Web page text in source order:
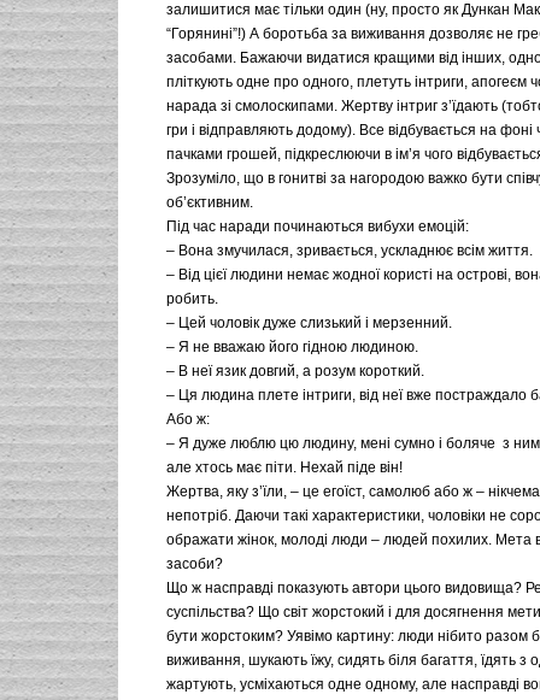
залишитися має тільки один (ну, просто як Дункан
“Горянині”!) А боротьба за виживання дозволяє не
засобами. Бажаючи видатися кращими від інших,
пліткують одне про одного, плетуть інтриги, апогеєм
нарада зі смолоскипами. Жертву інтриг з’їдають
гри і відправляють додому). Все відбувається на
пачками грошей, підкреслюючи в ім’я чого
Зрозуміло, що в гонитві за нагородою важко бути
об’єктивним.
Під час наради починаються вибухи емоцій:
– Вона змучилася, зривається, ускладнює всім життя.
– Від цієї людини немає жодної користі на острові,
робить.
– Цей чоловік дуже слизький і мерзенний.
– Я не вважаю його гідною людиною.
– В неї язик довгий, а розум короткий.
– Ця людина плете інтриги, від неї вже постраждало
Або ж:
– Я дуже люблю цю людину, мені сумно і боляче з
але хтось має піти. Нехай піде він!
Жертва, яку з’їли, – це егоїст, самолюб або ж –
непотріб. Даючи такі характеристики, чоловіки не
ображати жінок, молоді люди – людей похилих. Мета
засоби?
Що ж насправді показують автори цього видовища?
суспільства? Що світ жорстокий і для досягнення
бути жорстоким? Уявімо картину: люди нібито разом
виживання, шукають їжу, сидять біля багаття, їдять з
жартують, усміхаються одне одному, але насправді